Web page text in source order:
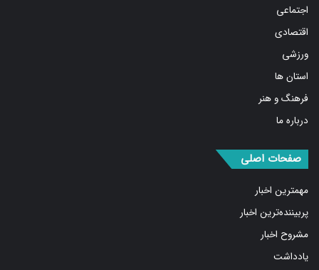
اجتماعی
اقتصادی
ورزشی
استان ها
فرهنگ و هنر
درباره ما
صفحات اصلی
مهمترین اخبار
پربیننده‌ترین اخبار
مشروح اخبار
یادداشت